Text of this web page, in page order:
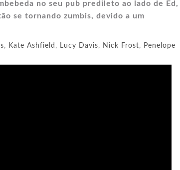
no seu pub predileto ao lado de Ed,
se tornando zumbis, devido a um
, Kate Ashfield , Lucy Davis, Nick Frost, Penelope